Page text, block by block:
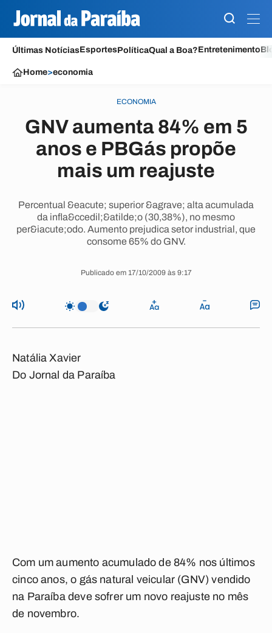
Últimas NotíciasEsportesPolíticaQual a Boa?Entretenimento
Home>economia
ECONOMIA
GNV aumenta 84% em 5
anos e PBGás propõe
mais um reajuste
Percentual &eacute; superior &agrave; alta acumulada
da infla&ccedil;&atilde;o (30,38%), no mesmo
per&iacute;odo. Aumento prejudica setor industrial, que
consome 65% do GNV.
Publicado em 17/10/2009 às 9:17
Natália Xavier
Do Jornal da Paraíba
Com um aumento acumulado de 84% nos últimos
cinco anos, o gás natural veicular (GNV) vendido
na Paraíba deve sofrer um novo reajuste no mês
de novembro.